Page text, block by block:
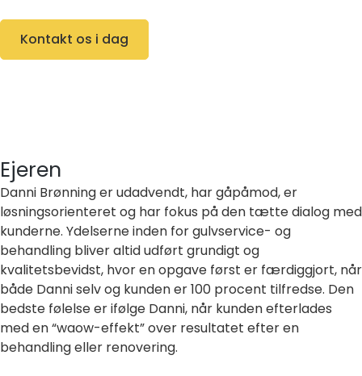
Kontakt os i dag
Ejeren
Danni Brønning er udadvendt, har gåpåmod, er
løsningsorienteret og har fokus på den tætte dialog med
kunderne. Ydelserne inden for gulvservice- og
behandling bliver altid udført grundigt og
kvalitetsbevidst, hvor en opgave først er færdiggjort, når
både Danni selv og kunden er 100 procent tilfredse. Den
bedste følelse er ifølge Danni, når kunden efterlades
med en “waow-effekt” over resultatet efter en
behandling eller renovering.